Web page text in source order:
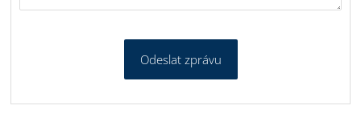
Odeslat zprávu